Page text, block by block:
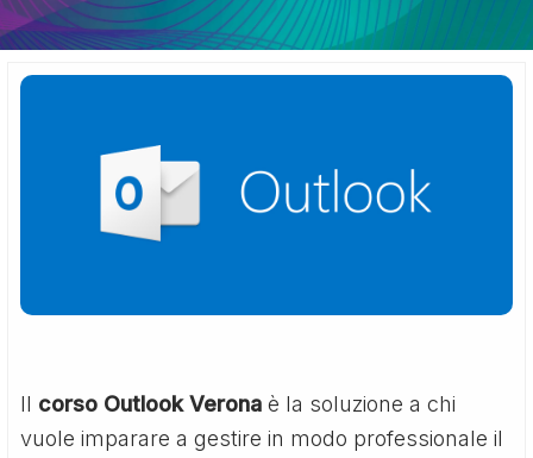
Il corso Outlook Verona è la soluzione a chi
vuole imparare a gestire in modo professionale il